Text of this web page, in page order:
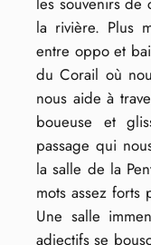
la rivière. Plus
entre oppo et
du Corail où
nous aide à
boueuse et
passage qui
la salle de la
mots assez
Une salle
adjectifs se